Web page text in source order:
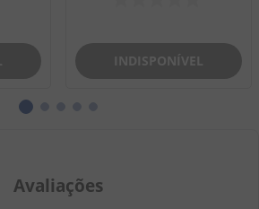
INDISPONÍVEL
Avaliações